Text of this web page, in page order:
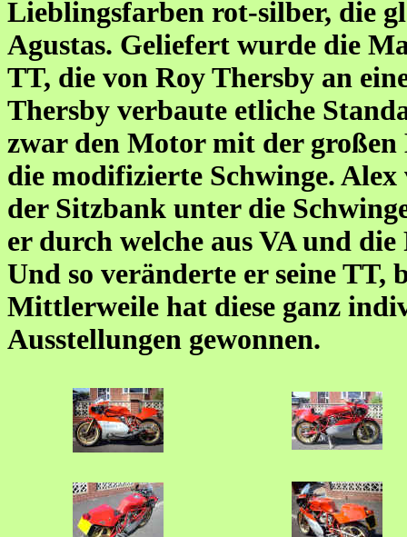
Lieblingsfarben rot-silber, die
Agustas. Geliefert wurde die
TT, die von Roy Thersby an
Thersby verbaute etliche
zwar den Motor mit der
die modifizierte Schwinge.
der Sitzbank unter die
er durch welche aus VA und
Und so veränderte er seine TT,
Mittlerweile hat diese ganz
Ausstellungen gewonnen.